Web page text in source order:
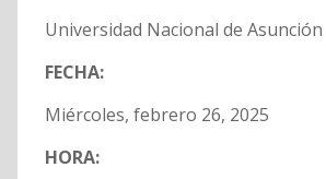
Universidad Nacional de Asunción
FECHA:
Miércoles, febrero 26, 2025
HORA: